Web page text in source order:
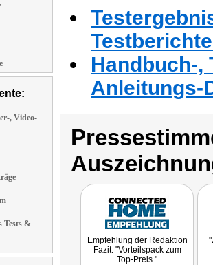
, Video-
Tests &
Handbuch-,
Anleitungs-
Empfehlung der Redaktion
Fazit: "Vorteilspack zum
Top-Preis."